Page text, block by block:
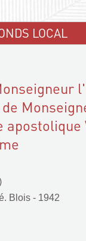
LOCAL
Blois - 1942